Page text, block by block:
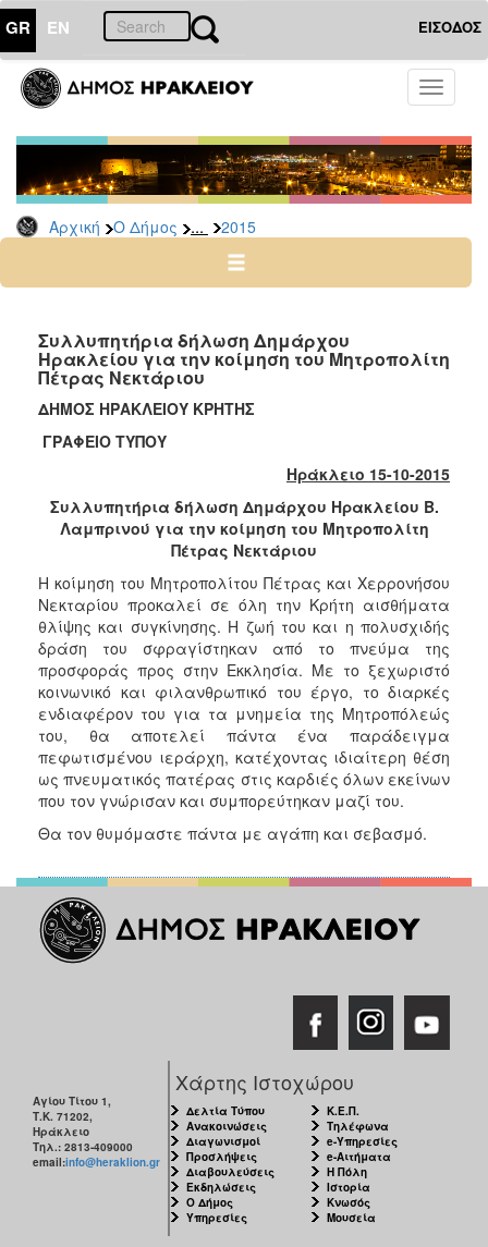
GR EN ΕΙΣΟΔΟΣ
Toggle
Αρχική Ο Δήμος ... 2015
ΔΗΜΟΣ
Δελτία
Τύπου
Αρχείο
2026
2024
2022
2021
2017
2015
2013
2012
2011
2010
2006
ΤΟΠΟΣ
ΜΑΣ
ΠΟΛΙΤΙΣΜΟΣ
Συλλυπητήρια δήλωση Δημάρχου
Ηρακλείου για την κοίμηση του Μητροπολίτη
Πέτρας Νεκτάριου
ΔΗΜΟΣ ΗΡΑΚΛΕΙΟΥ ΚΡΗΤΗΣ
ΓΡΑΦΕΙΟ ΤΥΠΟΥ
Ηράκλειο 15-10-2015
Συλλυπητήρια δήλωση Δημάρχου Ηρακλείου Β.
Λαμπρινού για την κοίμηση του Μητροπολίτη
Πέτρας Νεκτάριου
Η κοίμηση του Μητροπολίτου Πέτρας και Χερρονήσου
Νεκταρίου προκαλεί σε όλη την Κρήτη αισθήματα
θλίψης και συγκίνησης. Η ζωή του και η πολυσχιδής
δράση του σφραγίστηκαν από το πνεύμα της
προσφοράς προς στην Εκκλησία. Με το ξεχωριστό
κοινωνικό και φιλανθρωπικό του έργο, το διαρκές
ενδιαφέρον του για τα μνημεία της Μητροπόλεώς
του, θα αποτελεί πάντα ένα παράδειγμα
πεφωτισμένου ιεράρχη, κατέχοντας ιδιαίτερη θέση
ως πνευματικός πατέρας στις καρδιές όλων εκείνων
που τον γνώρισαν και συμπορεύτηκαν μαζί του.
Θα τον θυμόμαστε πάντα με αγάπη και σεβασμό.
Αγίου Τίτου 1,
Τ.Κ. 71202,
Ηράκλειο
Τηλ.: 2813-409000
email:info@heraklion.gr
Χάρτης Ιστοχώρου
Δελτία Τύπου
Ανακοινώσεις
Διαγωνισμοί
Προσλήψεις
Διαβουλεύσεις
Εκδηλώσεις
Ο Δήμος
Υπηρεσίες
Κ.Ε.Π.
Τηλέφωνα
e-Υπηρεσίες
e-Αιτήματα
Η Πόλη
Ιστορία
Κνωσός
Μουσεία